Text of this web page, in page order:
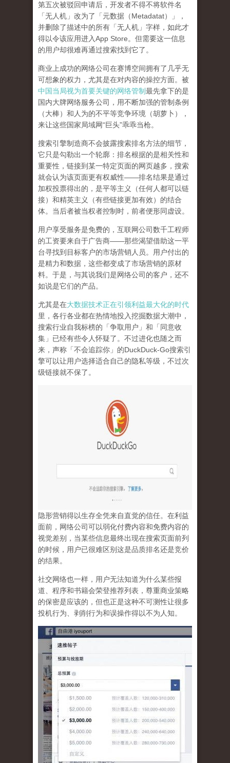
第五次被驳回申请后，开发者不得不将软件名
「无人机」改为了「元数据（Metadatat）」，
并删除了描述中的所有「无人机」字样，如此才
得以令该应用进入App Store。但需要这一信息
的用户却很难再通过搜索找到它了。
商业上成功的网络公司在赛博空间拥有了几乎无
可想象的权力，尤其是在对内容的操控方面。被
中国当局视为首要关键的网络管制最先拿下的是
国内大牌网络服务公司 ，用不断加强的管制条例
（大棒）和人为的不平等竞争环境（胡萝卜），
来让这些国家局域网“巨头”乖乖当枪。
搜索引擎制造商不会披露搜索排名方法的细节，
它只是勾勒出一个轮廓：排名根据的是相关性和
重要性，链接到某一特定页面的网页越多，搜索
就会认为该页面更有权威性——排名结果是通过
加权投票得出的，是平等主义（任何人都可以链
接）和精英主义（有些链接更加有效）的结合
体。 当后者被当权者控制时，前者便形同虚设。
用户享受服务是免费的，互联网公司数千工程师
的工资要来自于广告商——那些渴望借助这一平
台寻找到目标客户的市场营销人员。用户付出的
是精力和数据，这些都变成了市场营销的原材
料。于是， 与其说我们是网络公司的客户，还不
如说是它们的产品。
尤其是在大数据技术正在引领利益最大化的时代
里，各行各业都在热情地投入挖掘数据大潮中，
搜索行业自我标榜的「争取用户」和「同意收
集」已经有些令人怀疑了。不过进化也随之而
来，声称「不会追踪你」的DuckDuck-Go搜索引
擎可以让用户选择适合自己的隐私等级，不过次
级链接就不保了。
隐形营销得以生存全凭来自直觉的信任。在利益
面前，网络公司可以弱化付费内容和免费内容的
视觉差别，当某些信息最终出现在搜索页面前列
的时候，用户已很难区别这是品质排名还是竞价
的结果。
社交网络也一样， 用户无法知道为什么某些报
道、程序和书籍会荣登推荐列表，尊重商业策略
的保密是应该的，但也正是这种不可测性让很多
投机行为、剥削行为和误操作得以不为人知。